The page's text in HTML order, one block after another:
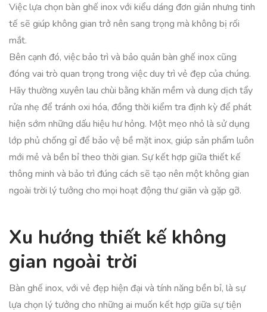
Việc lựa chọn bàn ghế inox với kiểu dáng đơn giản nhưng tinh
tế sẽ giúp không gian trở nên sang trọng mà không bị rối
mắt.
Bên cạnh đó, việc bảo trì và bảo quản bàn ghế inox cũng
đóng vai trò quan trọng trong việc duy trì vẻ đẹp của chúng.
Hãy thường xuyên lau chùi bằng khăn mềm và dung dịch tẩy
rửa nhẹ để tránh oxi hóa, đồng thời kiểm tra định kỳ để phát
hiện sớm những dấu hiệu hư hỏng. Một mẹo nhỏ là sử dụng
lớp phủ chống gỉ để bảo vệ bề mặt inox, giúp sản phẩm luôn
mới mẻ và bền bỉ theo thời gian. Sự kết hợp giữa thiết kế
thông minh và bảo trì đúng cách sẽ tạo nên một không gian
ngoài trời lý tưởng cho mọi hoạt động thư giãn và gặp gỡ.
Xu hướng thiết kế không
gian ngoài trời
Bàn ghế inox, với vẻ đẹp hiện đại và tính năng bền bỉ, là sự
lựa chọn lý tưởng cho những ai muốn kết hợp giữa sự tiện